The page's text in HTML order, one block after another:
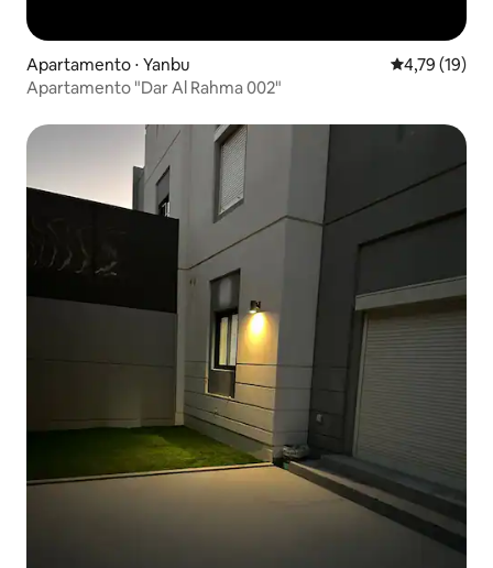
Apartamento ⋅ Yanbu 4,79 de uma
4,79 (19)
Apartamento "Dar Al Rahma 002"